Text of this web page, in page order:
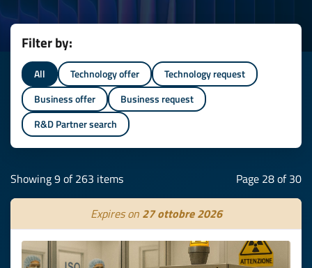
Filter by:
All Technology offer
Technology request
Business offer
Business request
R&D Partner search
Showing 9 of 263 items Page 28 of 30
Expires on 27 ottobre 2026